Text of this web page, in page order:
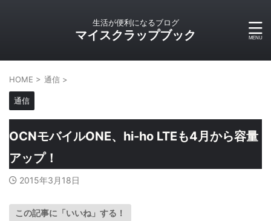
生活が便利になるブログ
マイスクラップブック
HOME > 通信 >
通信
OCNモバイルONE、hi-ho LTEも4月から容量
アップ！
2015年3月18日
この記事に「いいね」する！